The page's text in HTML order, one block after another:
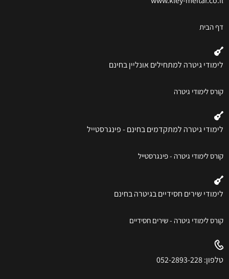
דף הבית
לימודי גיטרה למתחילים אונליין בחינם
קורס לימודי גיטרה
לימודי גיטרה למתקדמים בחינם - פינגרסטייל
קורס לימודי גיטרה - פינגרסטייל
לימודי שירים חסידיים בגיטרה בחינם
קורס לימודי גיטרה - שירים חסידיים
טלפון: 052-2893-228